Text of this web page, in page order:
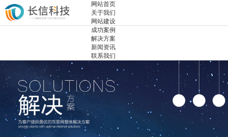
网站首页
关于我们
网站建设
成功案例
解决方案
新闻资讯
联系我们